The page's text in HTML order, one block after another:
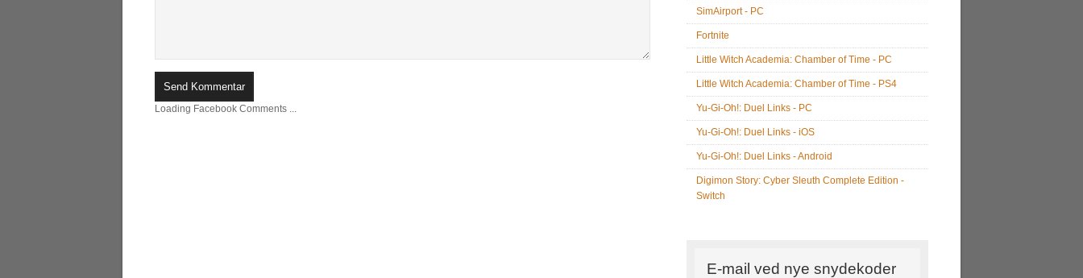
Loading Facebook Comments ...
SimAirport - PC
Fortnite
Little Witch Academia: Chamber of Time - PC
Little Witch Academia: Chamber of Time - PS4
Yu-Gi-Oh!: Duel Links - PC
Yu-Gi-Oh!: Duel Links - iOS
Yu-Gi-Oh!: Duel Links - Android
Digimon Story: Cyber Sleuth Complete Edition -
Switch
E-mail ved nye snydekoder